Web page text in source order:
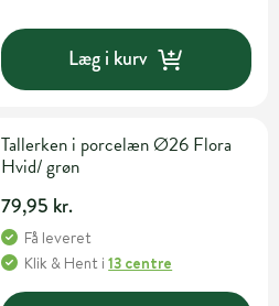
Læg i kurv
Tallerken i porcelæn Ø26 Flora
Hvid/ grøn
79,95 kr.
Få leveret
Klik & Hent i13 centre